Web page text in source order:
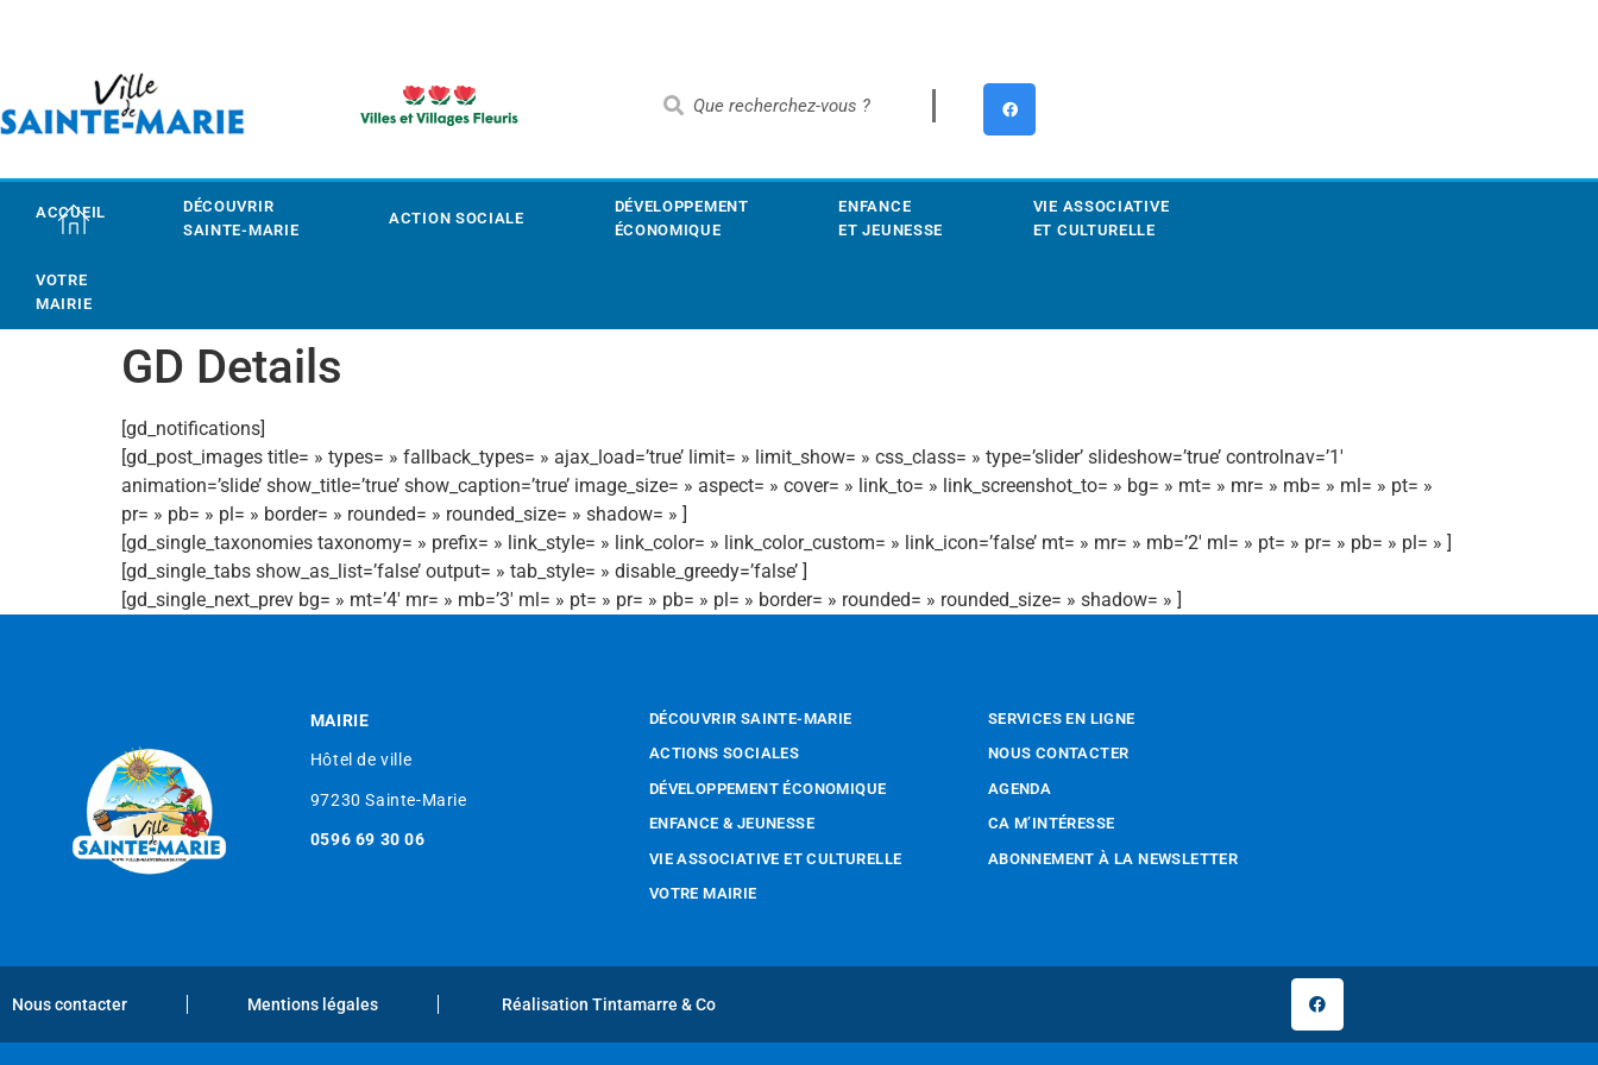
ACCUEIL
DÉCOUVRIR
SAINTE-MARIE
ACTION SOCIALE
DÉVELOPPEMENT
ÉCONOMIQUE
ENFANCE
ET JEUNESSE
VIE ASSOCIATIVE
ET CULTURELLE
VOTRE
MAIRIE
GD Details
[gd_notifications]
[gd_post_images title= » types= » fallback_types= » ajax_load=’true’ limit= » limit_show= » css_class= » type=’slider’ slideshow=’true’ controlnav=’1′
animation=’slide’ show_title=’true’ show_caption=’true’ image_size= » aspect= » cover= » link_to= » link_screenshot_to= » bg= » mt= » mr= » mb= » ml= » pt= »
pr= » pb= » pl= » border= » rounded= » rounded_size= » shadow= » ]
[gd_single_taxonomies taxonomy= » prefix= » link_style= » link_color= » link_color_custom= » link_icon=’false’ mt= » mr= » mb=’2′ ml= » pt= » pr= » pb= » pl= » ]
[gd_single_tabs show_as_list=’false’ output= » tab_style= » disable_greedy=’false’ ]
[gd_single_next_prev bg= » mt=’4′ mr= » mb=’3′ ml= » pt= » pr= » pb= » pl= » border= » rounded= » rounded_size= » shadow= » ]
MAIRIE
Hôtel de ville
97230 Sainte-Marie
0596 69 30 06
DÉCOUVRIR SAINTE-MARIE
ACTIONS SOCIALES
DÉVELOPPEMENT ÉCONOMIQUE
ENFANCE & JEUNESSE
VIE ASSOCIATIVE ET CULTURELLE
VOTRE MAIRIE
SERVICES EN LIGNE
NOUS CONTACTER
AGENDA
CA M’INTÉRESSE
ABONNEMENT À LA NEWSLETTER
Nous contacter Mentions légales Réalisation Tintamarre & Co